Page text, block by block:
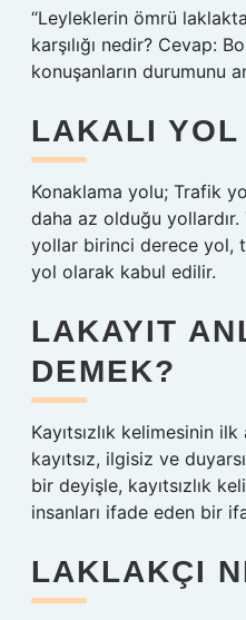
“Leyleklerin ömrü
karşılığı nedir? Cevap:
konuşanların durumunu
LAKALI YOL
Konaklama yolu; Trafik
daha az olduğu
yollar birinci derece yol,
yol olarak kabul edilir.
LAKAYIT
DEMEK?
Kayıtsızlık kelimesinin
kayıtsız, ilgisiz ve
bir deyişle, kayıtsızlık
insanları ifade eden bir
LAKLAKÇI